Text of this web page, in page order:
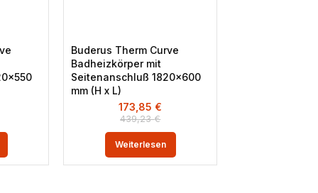
Buderus Therm Curve
Badheizkörper mit
Seitenanschluß 1820×600
mm (H x L)
439,23€
173,85 €
Weiterlesen